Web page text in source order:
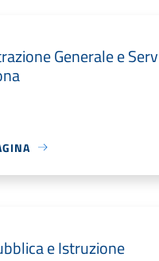
Generale e
e Istruzione